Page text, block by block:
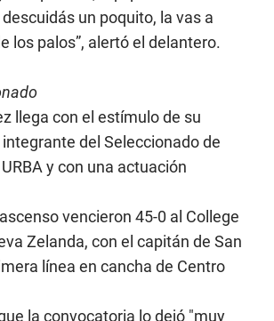
un poquito, la vas a
los palos”, alertó el delantero.
llega con el estímulo de su
del Seleccionado de
y con una actuación
vencieron 45-0 al College
Zelanda, con el capitán de San
línea en cancha de Centro
la convocatoria lo dejó "muy